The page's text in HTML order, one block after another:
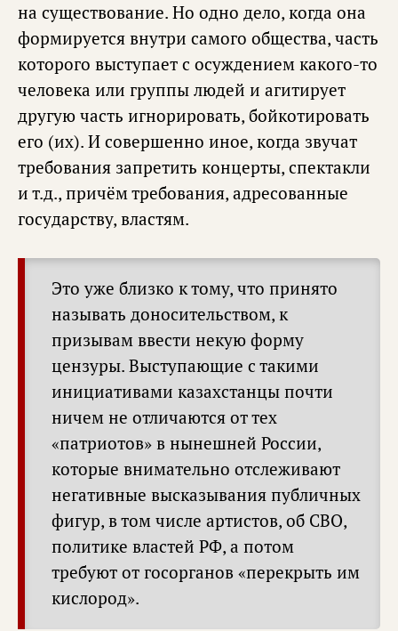
на существование. Но одно дело, когда она
формируется внутри самого общества, часть
которого выступает с осуждением какого-то
человека или группы людей и агитирует
другую часть игнорировать, бойкотировать
его (их). И совершенно иное, когда звучат
требования запретить концерты, спектакли
и т.д., причём требования, адресованные
государству, властям.
Это уже близко к тому, что принято
называть доносительством, к
призывам ввести некую форму
цензуры. Выступающие с такими
инициативами казахстанцы почти
ничем не отличаются от тех
«патриотов» в нынешней России,
которые внимательно отслеживают
негативные высказывания публичных
фигур, в том числе артистов, об СВО,
политике властей РФ, а потом
требуют от госорганов «перекрыть им
кислород».